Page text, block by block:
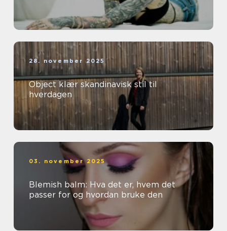
28. november 2025
Object klær skandinavisk stil til
hverdagen
03. november 2025
Blemish balm: Hva det er, hvem det
passer for og hvordan bruke den